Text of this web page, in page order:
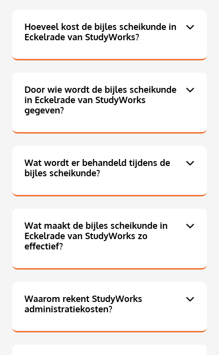
Hoeveel kost de bijles scheikunde in
Eckelrade van StudyWorks?
Door wie wordt de bijles scheikunde
in Eckelrade van StudyWorks
gegeven?
Wat wordt er behandeld tijdens de
bijles scheikunde?
Wat maakt de bijles scheikunde in
Eckelrade van StudyWorks zo
effectief?
Waarom rekent StudyWorks
administratiekosten?